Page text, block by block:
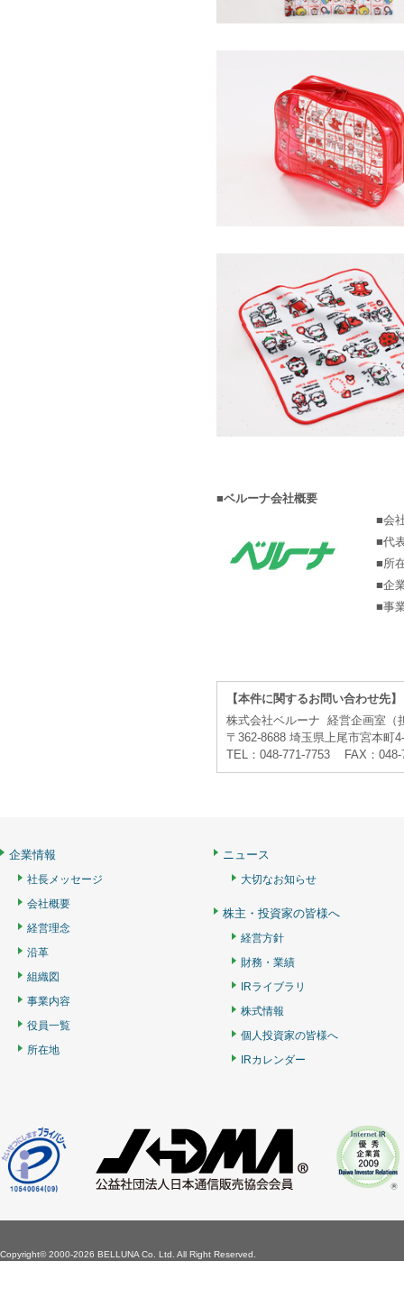
■ベルーナ会社概要
■会
■代
■所
■企
■事
【本件に関するお問い合わせ先】
株式会社ベルーナ 経営企画室（
〒362-8688 埼玉県上尾市宮本町
TEL：048-771-7753 FAX：
企業情報
社長メッセージ
会社概要
経営理念
沿革
組織図
事業内容
役員一覧
所在地
ニュース
大切なお知らせ
株主・投資家の皆様へ
経営方針
財務・業績
IRライブラリ
株式情報
個人投資家の皆様へ
IRカレンダー
Copyright©2000-2026 BELLUNA Co. Ltd. All Right Reserved.